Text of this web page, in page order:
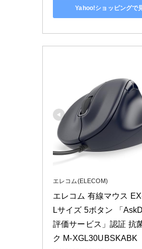
Yahoo!ショッピングで
エレコム(ELECOM)
エレコム 有線マウス
Lサイズ 5ボタン 「
評価サービス」認証 抗
ク M-XGL30UBSKABK